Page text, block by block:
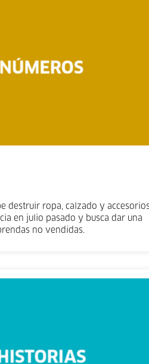
destruir ropa, calzado y
en julio pasado y busca dar una
no vendidas.